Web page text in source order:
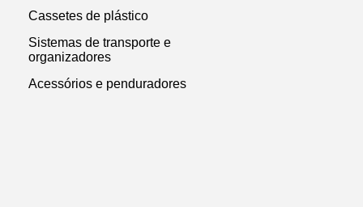
Cassetes de plástico
Sistemas de transporte e
organizadores
Acessórios e penduradores